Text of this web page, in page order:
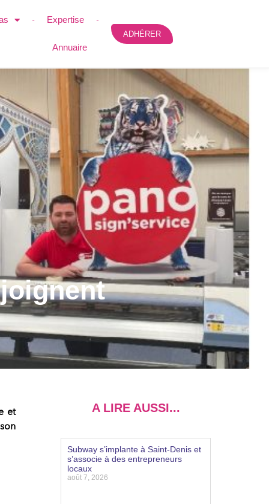
Expertise
Annuaire
ADHÉRER
et
A LIRE AUSSI...
Subway s’implante à Saint-Denis et
s’associe à des entrepreneurs
locaux
août 7, 2026